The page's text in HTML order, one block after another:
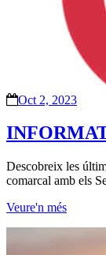
Oct 2, 2023
Descobreix les
comarcal amb els
Veure'n més